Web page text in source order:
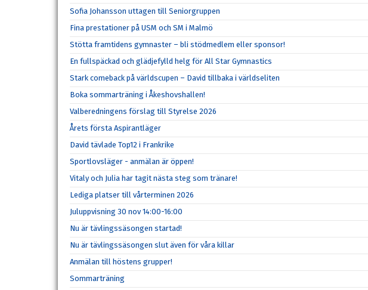
Sofia Johansson uttagen till Seniorgruppen
Fina prestationer på USM och SM i Malmö
Stötta framtidens gymnaster – bli stödmedlem eller sponsor!
En fullspäckad och glädjefylld helg för All Star Gymnastics
Stark comeback på världscupen – David tillbaka i världseliten
Boka sommarträning i Åkeshovshallen!
Valberedningens förslag till Styrelse 2026
Årets första Aspirantläger
David tävlade Top12 i Frankrike
Sportlovsläger - anmälan är öppen!
Vitaly och Julia har tagit nästa steg som tränare!
Lediga platser till vårterminen 2026
Juluppvisning 30 nov 14:00-16:00
Nu är tävlingssäsongen startad!
Nu är tävlingssäsongen slut även för våra killar
Anmälan till höstens grupper!
Sommarträning